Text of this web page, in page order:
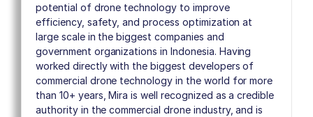
potential of drone technology to improve
efficiency, safety, and process optimization at
large scale in the biggest companies and
government organizations in Indonesia. Having
worked directly with the biggest developers of
commercial drone technology in the world for more
than 10+ years, Mira is well recognized as a credible
authority in the commercial drone industry, and is